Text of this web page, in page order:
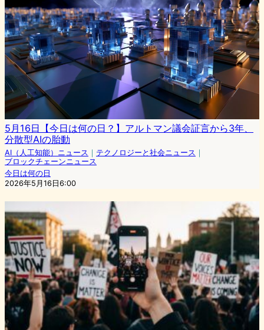
5月16日【今日は何の日？】アルトマン議会証言から3年、
分散型AIの胎動
AI（人工知能）ニュース ｜ テクノロジーと社会ニュース ｜
ブロックチェーンニュース
今日は何の日
2026年5月16日6:00